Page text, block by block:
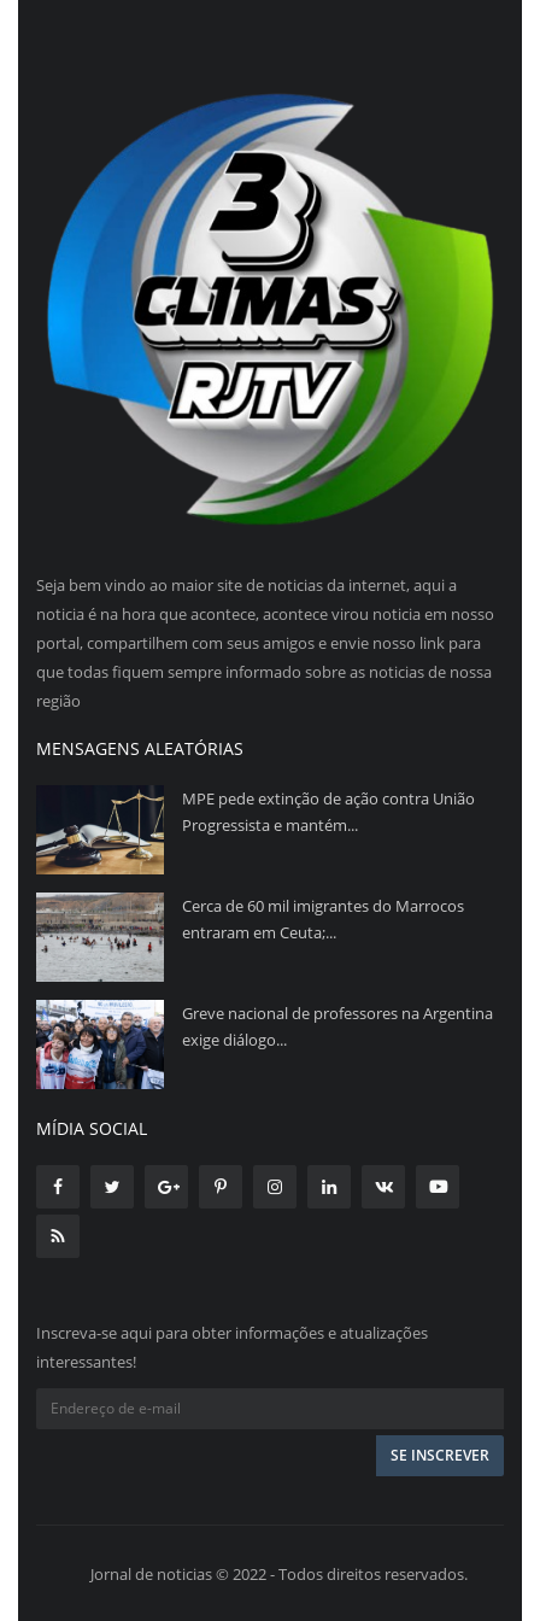
Seja bem vindo ao maior site de noticias da internet, aqui a
noticia é na hora que acontece, acontece virou noticia em nosso
portal, compartilhem com seus amigos e envie nosso link para
que todas fiquem sempre informado sobre as noticias de nossa
região
MENSAGENS ALEATÓRIAS
MPE pede extinção de ação contra União
Progressista e mantém...
Cerca de 60 mil imigrantes do Marrocos
entraram em Ceuta;...
Greve nacional de professores na Argentina
exige diálogo...
MÍDIA SOCIAL
Inscreva-se aqui para obter informações e atualizações
interessantes!
Jornal de noticias © 2022 - Todos direitos reservados.